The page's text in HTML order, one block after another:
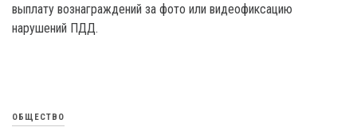
выплату вознаграждений за фото или видеофиксацию
нарушений ПДД.
ОБЩЕСТВО